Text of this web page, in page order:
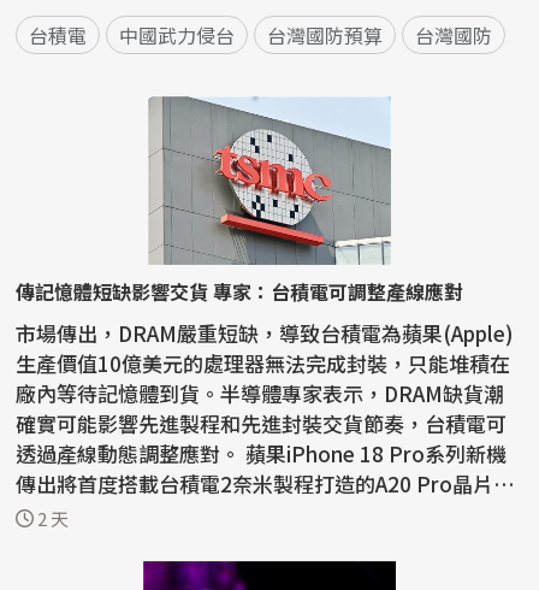
台積電 中國武力侵台 台灣國防預算 台灣國防
傳記憶體短缺影響交貨 專家：台積電可調整產線應對
市場傳出，DRAM嚴重短缺，導致台積電為蘋果(Apple)
生產價值10億美元的處理器無法完成封裝，只能堆積在
廠內等待記憶體到貨。半導體專家表示，DRAM缺貨潮
確實可能影響先進製程和先進封裝交貨節奏，台積電可
透過產線動態調整應對。 蘋果iPhone 18 Pro系列新機
傳出將首度搭載台積電2奈米製程打造的A20 Pro晶片，
晶圓製造進...
2 天